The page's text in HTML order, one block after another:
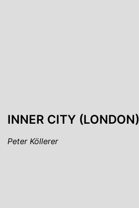
INNER CITY (LONDON)
Peter Köllerer